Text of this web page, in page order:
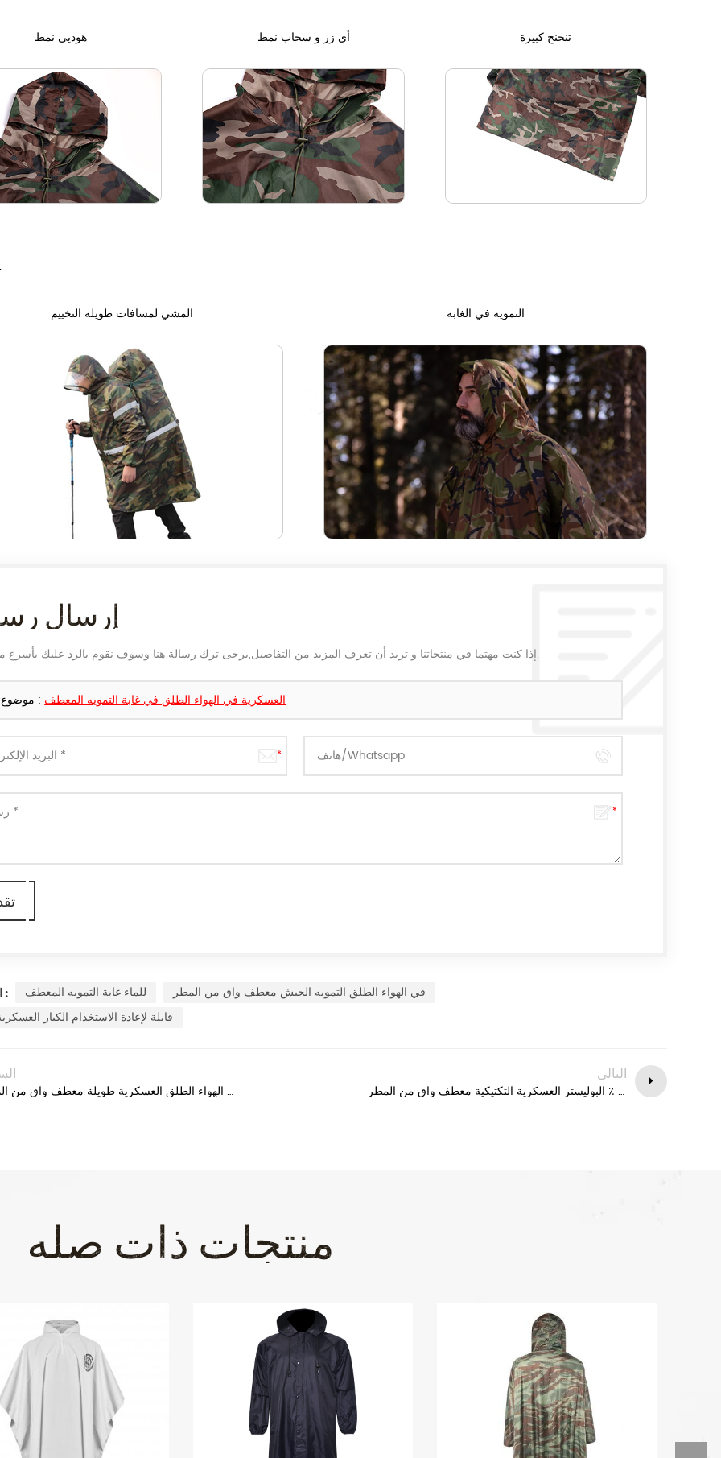
هوديي نمط أي زر و سحاب نمط تنحنح كبيرة
المشي لمسافات طويلة التخييم التمويه في الغابة
إرسال
إذا كنت مهتما في منتجاتنا و تريد أن تعرف المزيد من التفاصيل,يرجى ترك رسالة هنا وسوف نقوم بالرد عليك بأسرع ما يمكن.
موضوع :العسكرية في الهواء الطلق في غابة التمويه المعطف
العلامات : للماء غابة التمويه المعطف
في الهواء الطلق التمويه الجيش معطف واق من المطر
قابلة لإعادة الاستخدام الكبار
للماء في الهواء الطلق العسكرية طويلة معطف واق من المطر
التالى
الأبيض 100 ٪ البوليستر العسكرية التكتيكية معطف واق من المطر
منتجات ذات صله